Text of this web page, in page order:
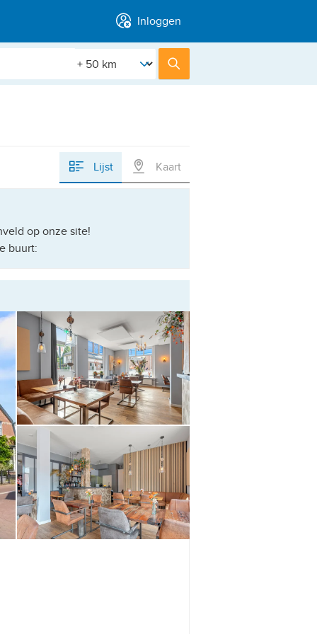
Inloggen
[Straal]
Lijst Kaart
op onze site!
buurt: